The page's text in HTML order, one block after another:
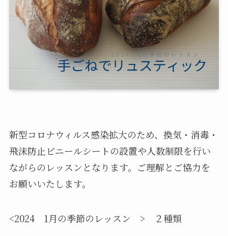
新型コロナウィルス感染拡大のため、換気・消毒・
飛沫防止ビニールシートの設置や人数制限を行い
ながらのレッスンとなります。ご理解とご協力を
お願いいたします。
<2024 1月の季節のレッスン > ２種類